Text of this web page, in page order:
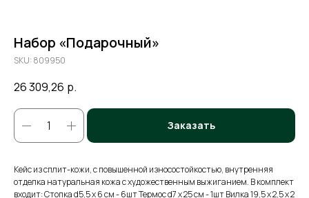
Набор «Подарочный»
SKU: 809950
26 309,26 р.
Заказать
Кейс из сплит-кожи, с повышенной износостойкостью, внутренняя
отделка натуральная кожа с художественным выжиганием. В комплект
входит: Стопка d5,5 х 6 см - 6шт Термос d7 х 25 см - 1шт Вилка 19,5 х 2,5 х 2